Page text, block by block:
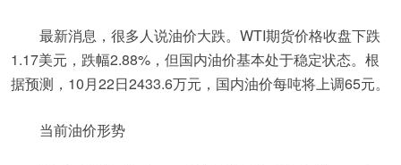
最新消息，很多人说油价大跌。WTI期货价格收盘下跌
1.17美元，跌幅2.88%，但国内油价基本处于稳定状态。根
据预测，10月22日2433.6万元，国内油价每吨将上调65元。
当前油价形势